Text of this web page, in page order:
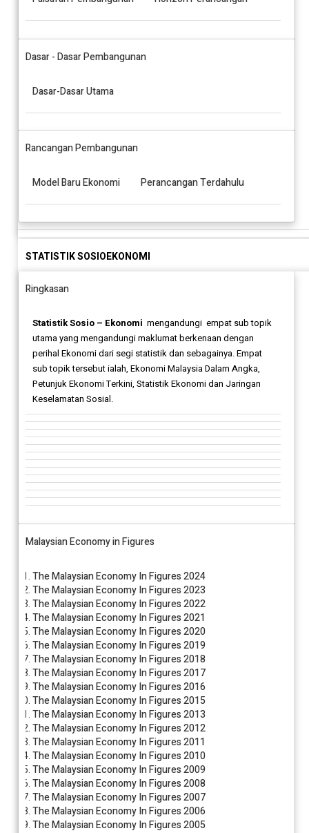
Dasar - Dasar Pembangunan
Dasar-Dasar Utama
Rancangan Pembangunan
Model Baru Ekonomi Perancangan Terdahulu
STATISTIK SOSIOEKONOMI
Ringkasan
Statistik Sosio – Ekonomi mengandungi empat sub topik
utama yang mengandungi maklumat berkenaan dengan
perihal Ekonomi dari segi statistik dan sebagainya. Empat
sub topik tersebut ialah, Ekonomi Malaysia Dalam Angka,
Petunjuk Ekonomi Terkini, Statistik Ekonomi dan Jaringan
Keselamatan Sosial.
Malaysian Economy in Figures
The Malaysian Economy In Figures 2024
The Malaysian Economy In Figures 2023
The Malaysian Economy In Figures 2022
The Malaysian Economy In Figures 2021
The Malaysian Economy In Figures 2020
The Malaysian Economy In Figures 2019
The Malaysian Economy In Figures 2018
The Malaysian Economy In Figures 2017
The Malaysian Economy In Figures 2016
The Malaysian Economy In Figures 2015
The Malaysian Economy In Figures 2013
The Malaysian Economy In Figures 2012
The Malaysian Economy In Figures 2011
The Malaysian Economy In Figures 2010
The Malaysian Economy In Figures 2009
The Malaysian Economy In Figures 2008
The Malaysian Economy In Figures 2007
The Malaysian Economy In Figures 2006
The Malaysian Economy In Figures 2005